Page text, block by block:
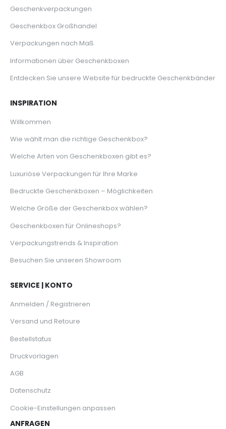
Geschenkverpackungen
Geschenkbox Großhandel
Verpackungen nach Maß
Informationen über Geschenkboxen
Entdecken Sie unsere Website für bedruckte Geschenkbänder
INSPIRATION
Willkommen
Wie wählt man die richtige Geschenkbox?
Welche Arten von Geschenkboxen gibt es?
Luxuriöse Verpackungen für Ihre Marke
Bedruckte Geschenkboxen – Möglichkeiten
Welche Größe der Geschenkbox wählen?
Geschenkboxen für Onlineshops?
Verpackungstrends & Inspiration
Besuchen Sie unseren Showroom
SERVICE | KONTO
Anmelden / Registrieren
Versand und Retoure
Bestellstatus
Druckvorlagen
AGB
Datenschutz
Cookie-Einstellungen anpassen
ANFRAGEN